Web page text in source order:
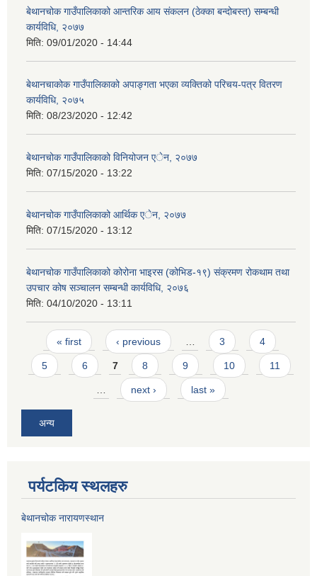
बेथानचोक गाउँपालिकाको आन्तरिक आय संकलन (ठेक्का बन्दोबस्त) सम्बन्धी
कार्यविधि, २०७७
मिति: 09/01/2020 - 14:44
बेथानचाकोक गाउँपालिकाको अपाङ्गता भएका व्यक्तिको परिचय-पत्र वितरण
कार्यविधि, २०७५
मिति: 08/23/2020 - 12:42
बेथानचोक गाउँपालिकाको विनियोजन एेन, २०७७
मिति: 07/15/2020 - 13:22
बेथानचोक गाउँपालिकाको आर्थिक एेन, २०७७
मिति: 07/15/2020 - 13:12
बेथानचोक गाउँपालिकाको कोरोना भाइरस (कोभिड-१९) संक्रमण रोकथाम तथा
उपचार कोष सञ्चालन सम्बन्धी कार्यविधि, २०७६
मिति: 04/10/2020 - 13:11
Pages
« first ‹ previous … 3 4
5 6 7 8 9 10 11
… next › last »
अन्य
पर्यटकिय स्थलहरु
बेथानचोक नारायणस्थान